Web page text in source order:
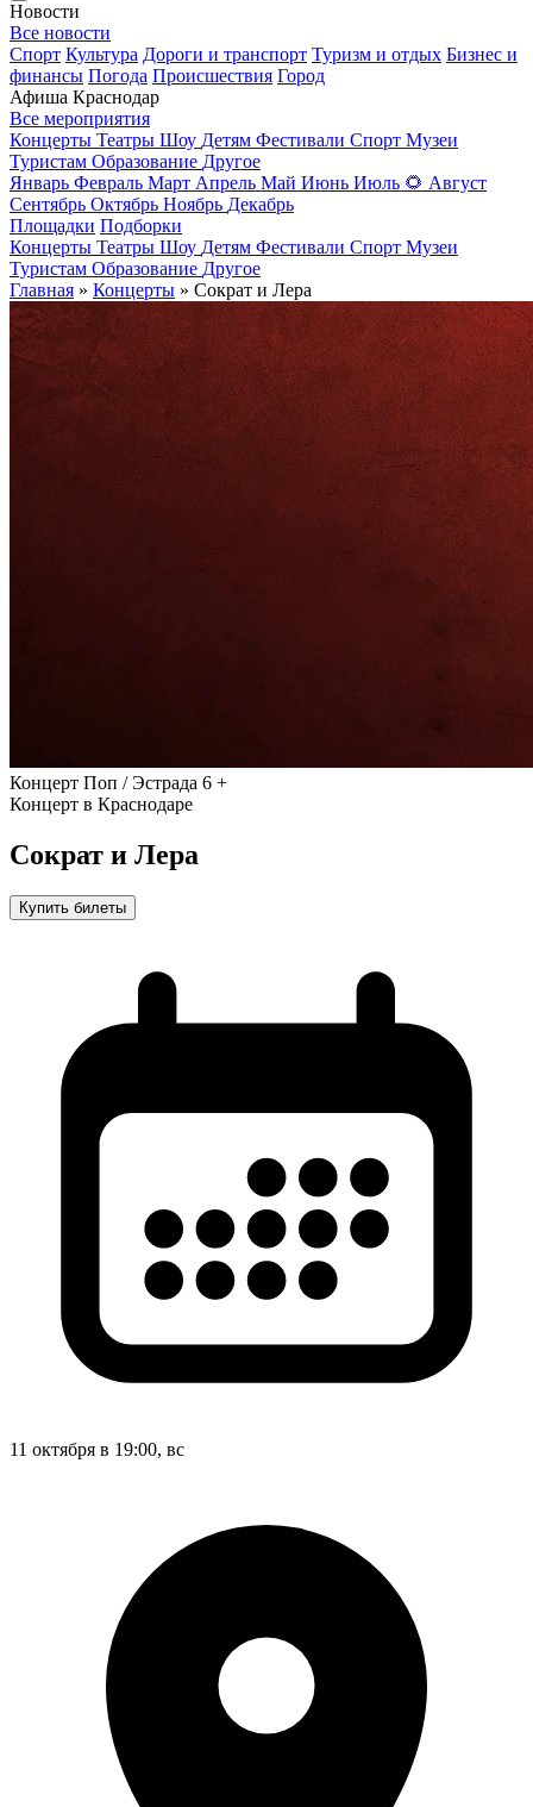
Новости
Все новости
Спорт Культура Дороги и транспорт Туризм и отдых Бизнес и
финансы Погода Происшествия Город
Афиша Краснодар
Все мероприятия
Концерты Театры Шоу Детям Фестивали Спорт Музеи
Туристам Образование Другое
Январь Февраль Март Апрель Май Июнь Июль 🌻 Август
Сентябрь Октябрь Ноябрь Декабрь
Площадки Подборки
Концерты Театры Шоу Детям Фестивали Спорт Музеи
Туристам Образование Другое
Главная » Концерты » Сократ и Лера
Концерт Поп / Эстрада 6 +
Концерт в Краснодаре
Сократ и Лера
Купить билеты
11 октября в 19:00, вс